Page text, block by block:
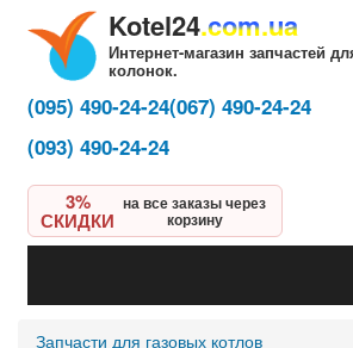
Kotel24.com.ua
Интернет-магазин запчастей
колонок.
3%
СКИДКИ
на все заказы через
корзину
(095) 490-24-24(067) 490-24-24
(093) 490-24-24
Запчасти для газовых котлов